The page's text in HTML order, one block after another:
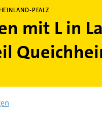
PFALZ
mit L in